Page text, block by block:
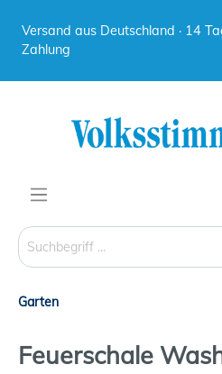
Versand aus Deutschland · 14
Zahlung
Garten
Feuerschale